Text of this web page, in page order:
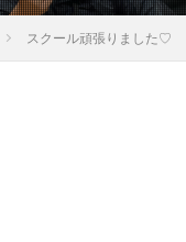
スクール頑張りました♡